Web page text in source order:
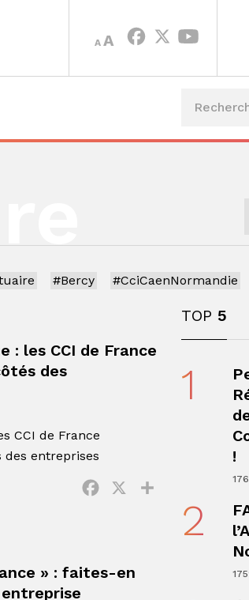
A
DECREASE
FONT
AINCREASE
SIZE.
#Bercy #CciCaenNormandie
: les CCI de France
des
CCI de France
des entreprises
Facebook
» : faites-en
TOP 5
1
!
2